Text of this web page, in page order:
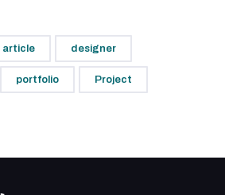
article designer
portfolio Project